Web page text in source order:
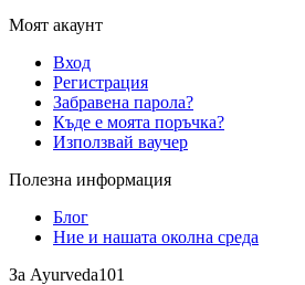
Моят акаунт
Вход
Регистрация
Забравена парола?
Къде е моята поръчка?
Използвай ваучер
Полезна информация
Блог
Ние и нашата околна среда
За Ayurveda101